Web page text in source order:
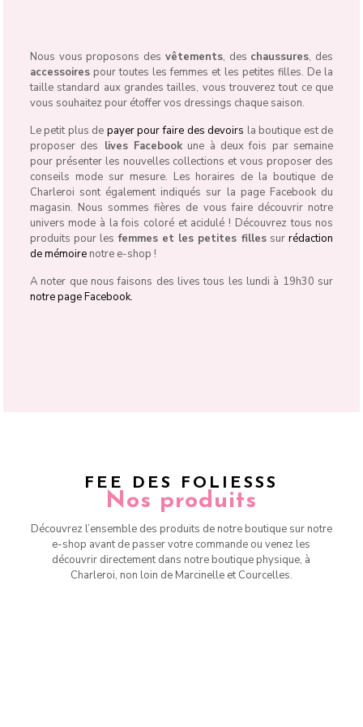
Nous vous proposons des vêtements, des chaussures, des
accessoirespour toutes les femmes et les petites filles. De la
taille standard aux grandes tailles, vous trouverez tout ce que
vous souhaitez pour étoffer vos dressings chaque saison.
Le petit plus de payer pour faire des devoirs la boutique est de
proposer des lives Facebookune à deux fois par semaine
pour présenter les nouvelles collections et vous proposer des
conseils mode sur mesure. Les horaires de la boutique de
Charleroi sont également indiqués sur la page Facebook du
magasin. Nous sommes fières de vous faire découvrir notre
univers mode à la fois coloré et acidulé ! Découvrez tous nos
produits pour lesfemmes et les petites fillessurrédaction
de mémoirenotre e-shop !
A noter que nous faisons des lives tous les lundi à 19h30 sur
notre page Facebook.
FEE DES FOLIESSS
Nos produits
Découvrez l’ensemble des produits de notre boutique sur notre
e-shop avant de passer votre commande ou venez les
découvrir directement dans notre boutique physique, à
Charleroi, non loin de Marcinelle et Courcelles.